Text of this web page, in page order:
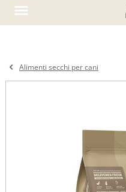
Alimenti secchi per cani